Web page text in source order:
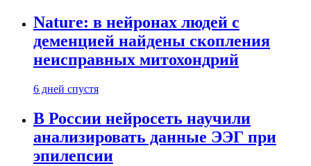
Nature: в нейронах людей с
деменцией найдены скопления
неисправных митохондрий
6 дней спустя
В России нейросеть научили
анализировать данные ЭЭГ при
эпилепсии